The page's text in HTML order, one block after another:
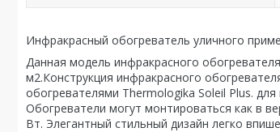
Инфракрасный обогреватель уличного
Данная модель инфракрасного
м2.Конструкция инфракрасного
обогревателями Thermologika Soleil Plus.
Обогреватели могут монтироваться как в
Вт. Элегантный стильный дизайн легко